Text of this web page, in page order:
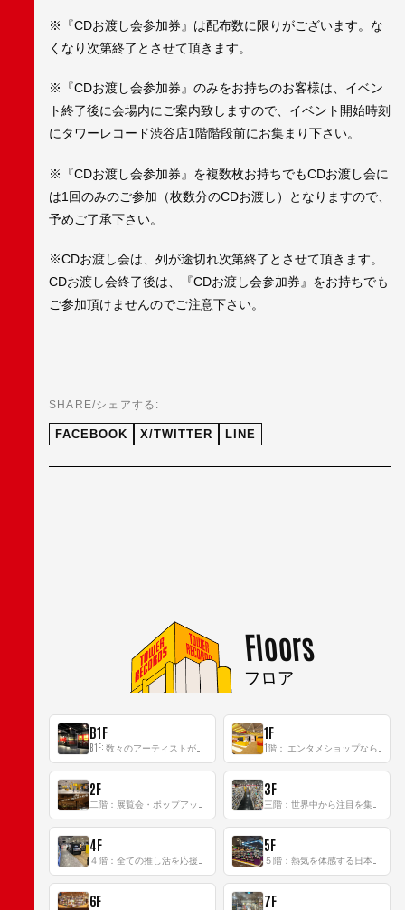
※『CDお渡し会参加券』は配布数に限りがございます。な
くなり次第終了とさせて頂きます。
※『CDお渡し会参加券』のみをお持ちのお客様は、イベン
ト終了後に会場内にご案内致しますので、イベント開始時刻
にタワーレコード渋谷店1階階段前にお集まり下さい。
※『CDお渡し会参加券』を複数枚お持ちでもCDお渡し会に
は1回のみのご参加（枚数分のCDお渡し）となりますので、
予めご了承下さい。
※CDお渡し会は、列が途切れ次第終了とさせて頂きます。
CDお渡し会終了後は、『CDお渡し会参加券』をお持ちでも
ご参加頂けませんのでご注意下さい。
SHARE/シェアする:
FACEBOOK X/TWITTER LINE
Floors
フロア
B1F 1F
2F 3F
4F 5F
6F 7F